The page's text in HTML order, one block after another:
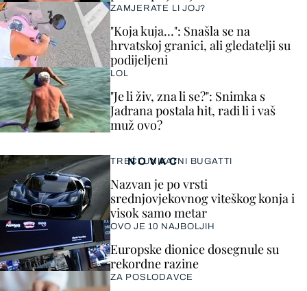
ZAMJERATE LI JOJ?
"Koja kuja…": Snašla se na
hrvatskoj granici, ali gledatelji su
podijeljeni
LOL
"Je li živ, zna li se?": Snimka s
Jadrana postala hit, radi li i vaš
muž ovo?
NOVAC
TREĆI UNIKATNI BUGATTI
Nazvan je po vrsti
srednjovjekovnog viteškog konja i
visok samo metar
OVO JE 10 NAJBOLJIH
Europske dionice dosegnule su
rekordne razine
ZA POSLODAVCE